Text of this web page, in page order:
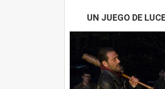
UN JUEGO DE